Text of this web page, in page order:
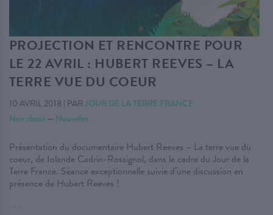
PROJECTION ET RENCONTRE POUR
LE 22 AVRIL : HUBERT REEVES – LA
TERRE VUE DU COEUR
10 AVRIL 2018 | PAR JOUR DE LA TERRE FRANCE
Non classé — Nouvelles
Présentation du documentaire Hubert Reeves – La terre vue du
coeur, de Iolande Cadrin-Rossignol, dans le cadre du Jour de la
Terre France. Séance exceptionnelle suivie d’une discussion en
présence de Hubert Reeves !
. . .